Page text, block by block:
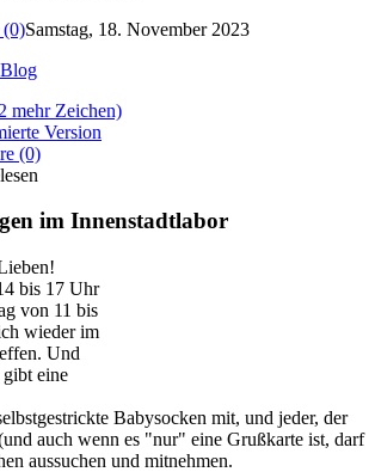
(0)Samstag, 18. November 2023
im Innenstadtlabor
bis 17 Uhr
von 11 bis
wieder im
Und
eine
Babysocken mit, und jeder, der
auch wenn es "nur" eine Grußkarte ist, darf
aussuchen und mitnehmen.